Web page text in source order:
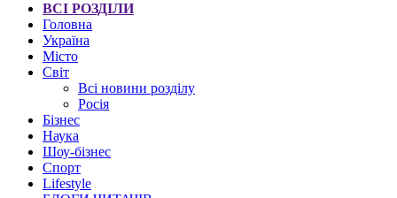
ВСІ РОЗДІЛИ
Головна
Україна
Місто
Світ
Всі новини розділу
Росія
Бізнес
Наука
Шоу-бізнес
Спорт
Lifestyle